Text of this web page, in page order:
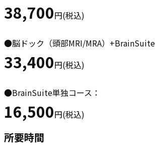
38,700円(税込)
●脳ドック（頭部MRI/MRA）+BrainSuite
33,400円(税込)
●BrainSuite単独コース：
16,500円(税込)
所要時間